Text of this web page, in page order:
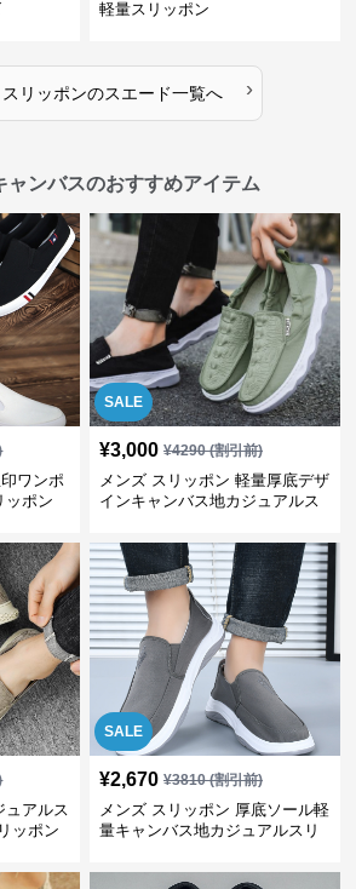
軽量スリッポン
スリッポンのスエード一覧へ ›
ャンバスのおすすめアイテム
ワンポ
ッポン
SALE
¥3,000 ¥4290(割引前)
メンズ スリッポン 軽量厚底デザ
インキャンバス地カジュアルス
ュアルス
ッポン
SALE
¥2,670 ¥3810(割引前)
メンズ スリッポン 厚底ソール軽
量キャンバス地カジュアルスリ